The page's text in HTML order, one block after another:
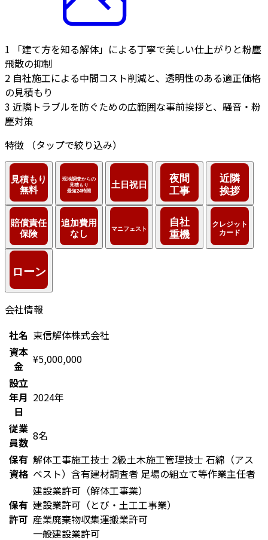
1
「建て方を知る解体」による丁寧で美しい仕上がりと粉塵
飛散の抑制
2 自社施工による中間コスト削減と、透明性のある適正価格
の見積もり
3 近隣トラブルを防ぐための広範囲な事前挨拶と、騒音・粉
塵対策
特徴
（タップで絞り込み）
会社情報
社名 東信解体株式会社
資本
金
¥5,000,000
設立
年月
日
2024年
従業
員数 8名
保有
資格
解体工事施工技士 2級土木施工管理技士 石綿（アス
ベスト）含有建材調査者 足場の組立て等作業主任者
保有
許可
建設業許可（解体工事業）
建設業許可（とび・土工工事業）
産業廃棄物収集運搬業許可
一般建設業許可